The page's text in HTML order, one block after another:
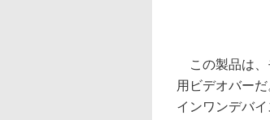
この製品は、
用ビデオバー
インワンデバ